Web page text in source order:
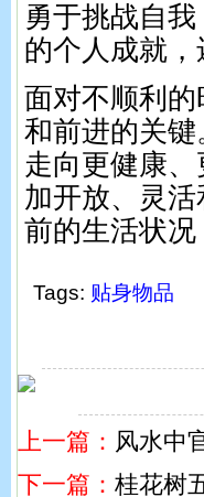
勇于挑战自
的个人成就
面对不顺利的
和前进的关
走向更健康
加开放、灵
前的生活状
Tags: 贴身物品
上一篇： 风水中
下一篇： 桂花树